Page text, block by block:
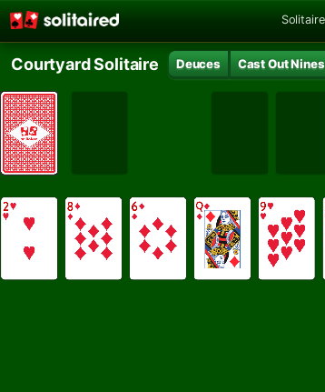
Solitaire
Courtyard Solitaire Deuces Cast Out Nines